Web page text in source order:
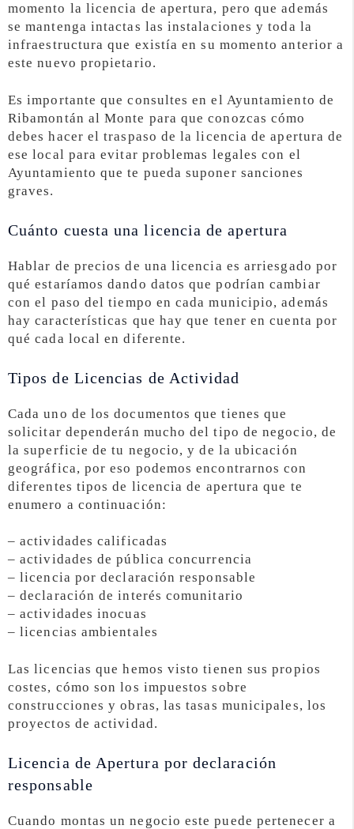
momento la licencia de apertura, pero que además
se mantenga intactas las instalaciones y toda la
infraestructura que existía en su momento anterior a
este nuevo propietario.
Es importante que consultes en el Ayuntamiento de
Ribamontán al Monte para que conozcas cómo
debes hacer el traspaso de la licencia de apertura de
ese local para evitar problemas legales con el
Ayuntamiento que te pueda suponer sanciones
graves.
Cuánto cuesta una licencia de apertura
Hablar de precios de una licencia es arriesgado por
qué estaríamos dando datos que podrían cambiar
con el paso del tiempo en cada municipio, además
hay características que hay que tener en cuenta por
qué cada local en diferente.
Tipos de Licencias de Actividad
Cada uno de los documentos que tienes que
solicitar dependerán mucho del tipo de negocio, de
la superficie de tu negocio, y de la ubicación
geográfica, por eso podemos encontrarnos con
diferentes tipos de licencia de apertura que te
enumero a continuación:
– actividades calificadas
– actividades de pública concurrencia
– licencia por declaración responsable
– declaración de interés comunitario
– actividades inocuas
– licencias ambientales
Las licencias que hemos visto tienen sus propios
costes, cómo son los impuestos sobre
construcciones y obras, las tasas municipales, los
proyectos de actividad.
Licencia de Apertura por declaración
responsable
Cuando montas un negocio este puede pertenecer a